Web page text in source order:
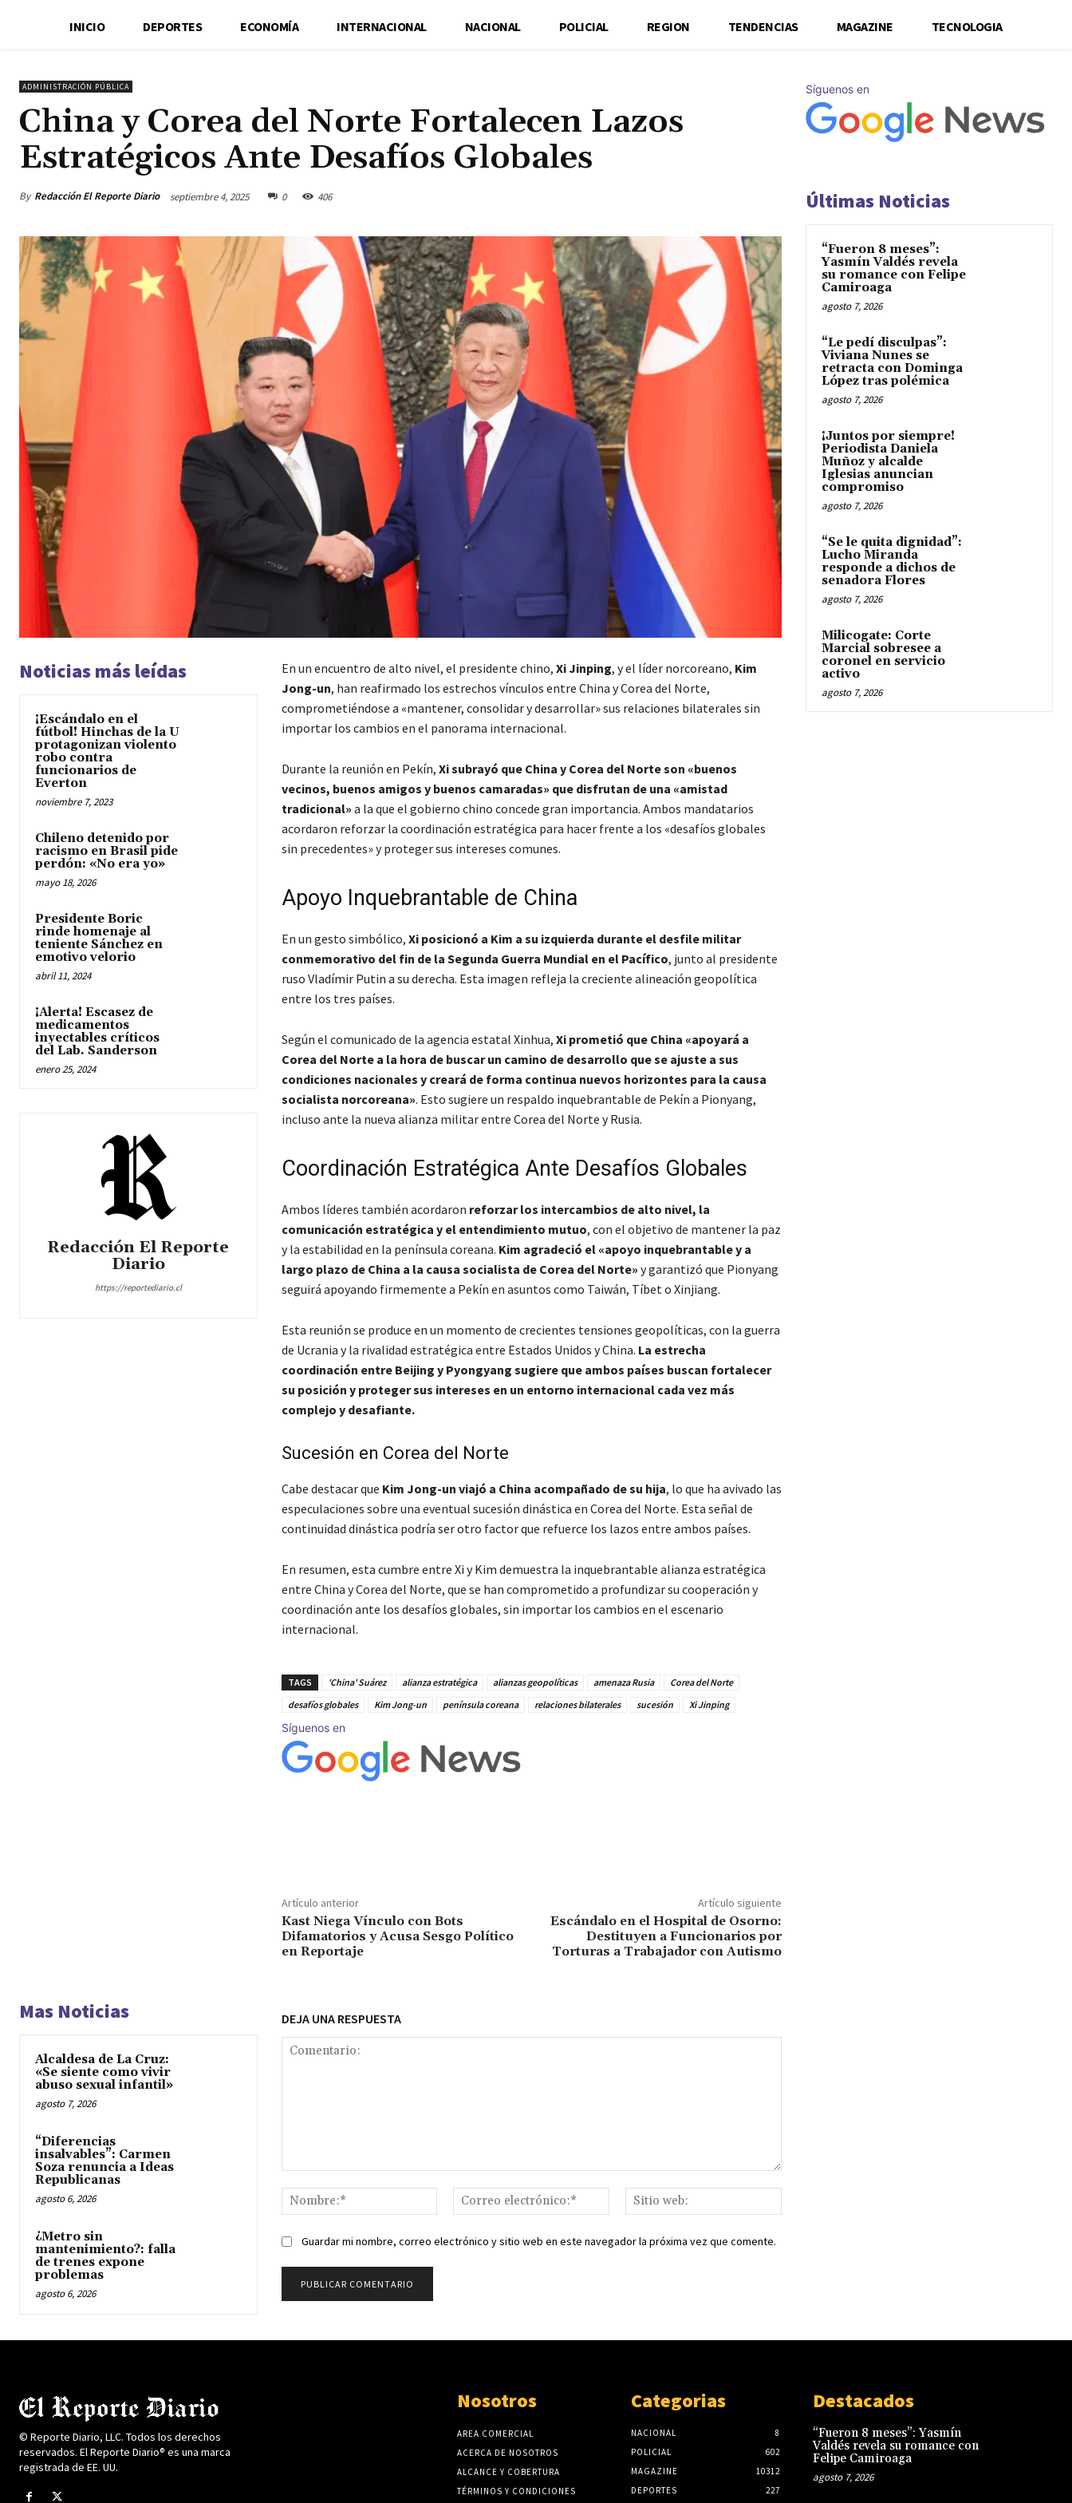
INICIO DEPORTES ECONOMÍA INTERNACIONAL NACIONAL POLICIAL REGION TENDENCIAS MAGAZINE TECNOLOGIA
ADMINISTRACIÓN PÚBLICA
China y Corea del Norte Fortalecen Lazos
Estratégicos Ante Desafíos Globales
By Redacción El Reporte Diario septiembre 4, 2025 0 406
Noticias más leídas
¡Escándalo en el
fútbol! Hinchas de la U
protagonizan violento
robo contra
funcionarios de
Everton
noviembre 7, 2023
Chileno detenido por
racismo en Brasil pide
perdón: «No era yo»
mayo 18, 2026
Presidente Boric
rinde homenaje al
teniente Sánchez en
emotivo velorio
abril 11, 2024
¡Alerta! Escasez de
medicamentos
inyectables críticos
del Lab. Sanderson
enero 25, 2024
Redacción El Reporte
Diario
https://reportediario.cl
En un encuentro de alto nivel, el presidente chino, Xi Jinping, y el líder norcoreano, Kim
Jong-un, han reafirmado los estrechos vínculos entre China y Corea del Norte,
comprometiéndose a «mantener, consolidar y desarrollar» sus relaciones bilaterales sin
importar los cambios en el panorama internacional.
Durante la reunión en Pekín, Xi subrayó que China y Corea del Norte son «buenos
vecinos, buenos amigos y buenos camaradas» que disfrutan de una «amistad
tradicional» a la que el gobierno chino concede gran importancia. Ambos mandatarios
acordaron reforzar la coordinación estratégica para hacer frente a los «desafíos globales
sin precedentes» y proteger sus intereses comunes.
Apoyo Inquebrantable de China
En un gesto simbólico, Xi posicionó a Kim a su izquierda durante el desfile militar
conmemorativo del fin de la Segunda Guerra Mundial en el Pacífico, junto al presidente
ruso Vladímir Putin a su derecha. Esta imagen refleja la creciente alineación geopolítica
entre los tres países.
Según el comunicado de la agencia estatal Xinhua, Xi prometió que China «apoyará a
Corea del Norte a la hora de buscar un camino de desarrollo que se ajuste a sus
condiciones nacionales y creará de forma continua nuevos horizontes para la causa
socialista norcoreana». Esto sugiere un respaldo inquebrantable de Pekín a Pionyang,
incluso ante la nueva alianza militar entre Corea del Norte y Rusia.
Coordinación Estratégica Ante Desafíos Globales
Ambos líderes también acordaron reforzar los intercambios de alto nivel, la
comunicación estratégica y el entendimiento mutuo, con el objetivo de mantener la paz
y la estabilidad en la península coreana. Kim agradeció el «apoyo inquebrantable y a
largo plazo de China a la causa socialista de Corea del Norte» y garantizó que Pionyang
seguirá apoyando firmemente a Pekín en asuntos como Taiwán, Tíbet o Xinjiang.
Esta reunión se produce en un momento de crecientes tensiones geopolíticas, con la guerra
de Ucrania y la rivalidad estratégica entre Estados Unidos y China. La estrecha
coordinación entre Beijing y Pyongyang sugiere que ambos países buscan fortalecer
su posición y proteger sus intereses en un entorno internacional cada vez más
complejo y desafiante.
Sucesión en Corea del Norte
Cabe destacar que Kim Jong-un viajó a China acompañado de su hija, lo que ha avivado las
especulaciones sobre una eventual sucesión dinástica en Corea del Norte. Esta señal de
continuidad dinástica podría ser otro factor que refuerce los lazos entre ambos países.
En resumen, esta cumbre entre Xi y Kim demuestra la inquebrantable alianza estratégica
entre China y Corea del Norte, que se han comprometido a profundizar su cooperación y
coordinación ante los desafíos globales, sin importar los cambios en el escenario
internacional.
TAGS 'China' Suárez alianza estratégica alianzas geopolíticas amenaza Rusia
Corea del Norte
desafíos globales
Kim Jong-un península coreana relaciones bilaterales sucesión Xi Jinping
Síguenos en
Artículo anterior
Kast Niega Vínculo con Bots
Difamatorios y Acusa Sesgo Político
en Reportaje
Artículo siguiente
Escándalo en el Hospital de Osorno:
Destituyen a Funcionarios por
Torturas a Trabajador con Autismo
Mas Noticias
Alcaldesa de La Cruz:
«Se siente como vivir
abuso sexual infantil»
agosto 7, 2026
“Diferencias
insalvables”: Carmen
Soza renuncia a Ideas
Republicanas
agosto 6, 2026
¿Metro sin
mantenimiento?: falla
de trenes expone
problemas
agosto 6, 2026
DEJA UNA RESPUESTA
Nombre:*
Correo
electrónico:*
web:
Guardar mi nombre, correo electrónico y sitio web en este navegador la próxima vez que comente.
Síguenos en
Últimas Noticias
“Fueron 8 meses”:
Yasmín Valdés revela
su romance con Felipe
Camiroaga
agosto 7, 2026
“Le pedí disculpas”:
Viviana Nunes se
retracta con Dominga
López tras polémica
agosto 7, 2026
¡Juntos por siempre!
Periodista Daniela
Muñoz y alcalde
Iglesias anuncian
compromiso
agosto 7, 2026
“Se le quita dignidad”:
Lucho Miranda
responde a dichos de
senadora Flores
agosto 7, 2026
Milicogate: Corte
Marcial sobresee a
coronel en servicio
activo
agosto 7, 2026
© Reporte Diario, LLC. Todos los derechos
reservados. El Reporte Diario® es una marca
registrada de EE. UU.
Nosotros
AREA COMERCIAL
ACERCA DE NOSOTROS
ALCANCE Y COBERTURA
TÉRMINOS Y CONDICIONES
Categorias
NACIONAL
8
POLICIAL
602
MAGAZINE
10312
DEPORTES
227
Destacados
“Fueron 8 meses”: Yasmín
Valdés revela su romance con
Felipe Camiroaga
agosto 7, 2026